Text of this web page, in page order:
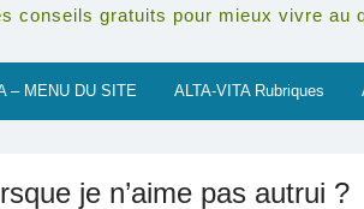
conseils gratuits pour mieux vivre au
– MENU DU SITE ALTA-VITA Rubriques
je n’aime pas autrui ?